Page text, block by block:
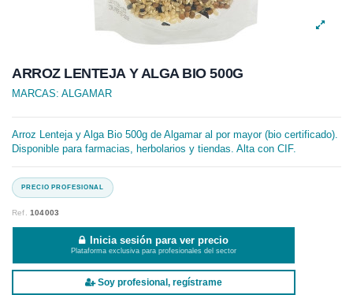
ARROZ LENTEJA Y ALGA BIO 500G
MARCAS: ALGAMAR
Arroz Lenteja y Alga Bio 500g de Algamar al por mayor (bio certificado).
Disponible para farmacias, herbolarios y tiendas. Alta con CIF.
Ref.104003
Inicia sesión para ver precio
Plataforma exclusiva para profesionales del sector
Soy profesional, regístrame